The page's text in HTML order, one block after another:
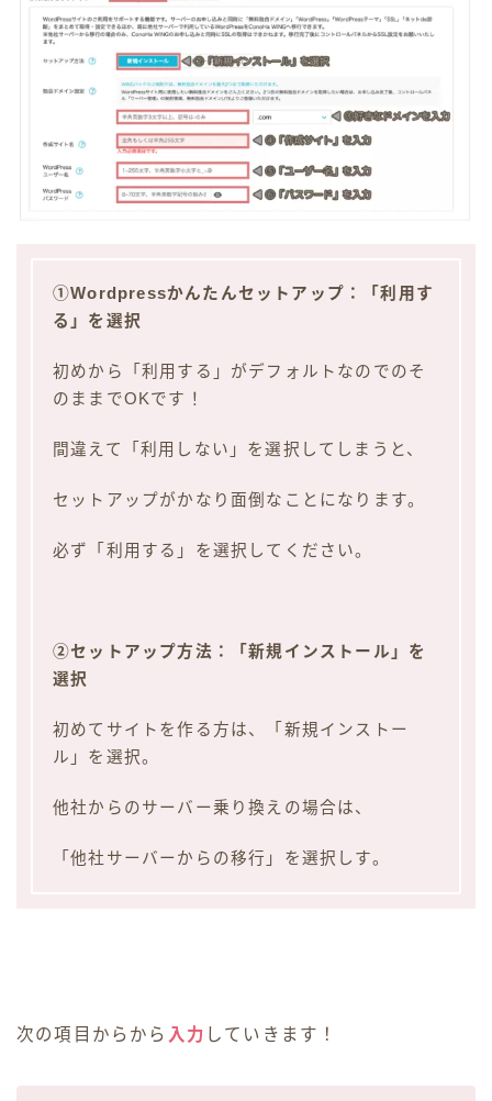
①Wordpressかんたんセットアップ：「利用す
る」を選択
初めから「利用する」がデフォルトなのでのそ
のままでOKです！
間違えて「利用しない」を選択してしまうと、
セットアップがかなり面倒なことになります。
必ず「利用する」を選択してください。
②セットアップ方法：「新規インストール」を
選択
初めてサイトを作る方は、「新規インストー
ル」を選択。
他社からのサーバー乗り換えの場合は、
「他社サーバーからの移行」を選択しす。
次の項目からから 入力 していきます！